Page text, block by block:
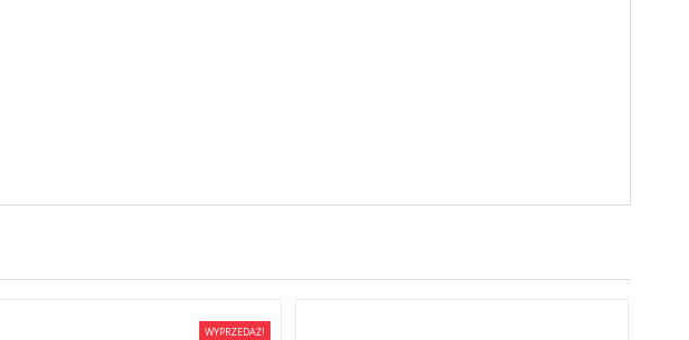
WYPRZEDAŻ!